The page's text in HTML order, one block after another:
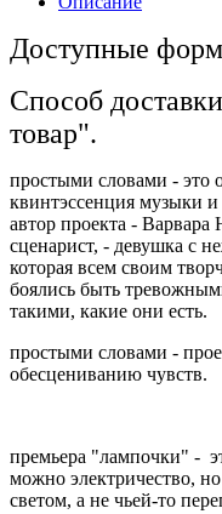
Доступные
Способ
товар".
простыми словами - это
квинтэссенция музыки и
автор проекта - Варвара
сценарист, - девушка с
которая всем своим
боялись быть
такими, какие они есть.
простыми словами -
обесцениванию чувств.
премьера "лампочки" -
можно электричество,
светом, а не чьей-то